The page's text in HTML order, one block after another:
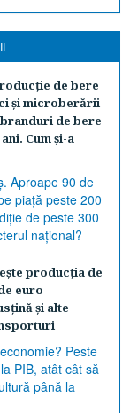
de bere
şi microberării
branduri de bere
Cum şi-a
producţia de
euro
şi alte